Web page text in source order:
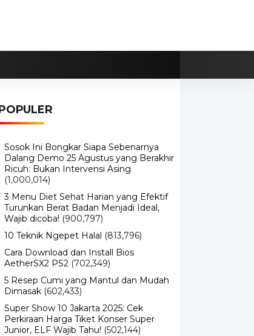
Sosok Ini Bongkar Siapa Sebenarnya
Dalang Demo 25 Agustus yang Berakhir
Ricuh: Bukan Intervensi Asing
(1,000,014)
3 Menu Diet Sehat Harian yang Efektif
Turunkan Berat Badan Menjadi Ideal,
Wajib dicoba! (900,797)
10 Teknik Ngepet Halal (813,796)
Cara Download dan Install Bios
AetherSX2 PS2 (702,349)
5 Resep Cumi yang Mantul dan Mudah
Dimasak (602,433)
Super Show 10 Jakarta 2025: Cek
Perkiraan Harga Tiket Konser Super
Junior, ELF Wajib Tahu! (502,144)